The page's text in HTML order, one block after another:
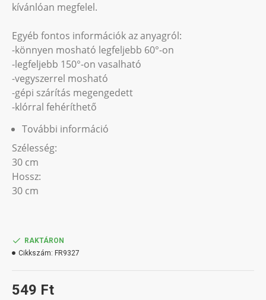
kívánlóan megfelel.
Egyéb fontos információk az anyagról:
-könnyen mosható legfeljebb 60°-on
-legfeljebb 150°-on vasalható
-vegyszerrel mosható
-gépi szárítás megengedett
-klórral fehéríthető
További információ
Szélesség:
30 cm
Hossz:
30 cm
549 Ft
RAKTÁRON
Cikkszám: FR9327